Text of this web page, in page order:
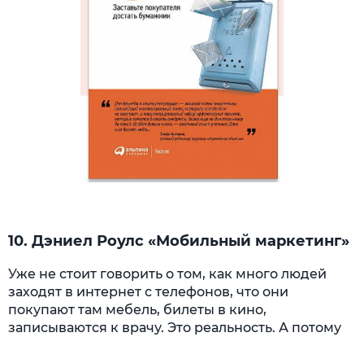
10. Дэниел Роулс «Мобильный маркетинг»
Уже не стоит говорить о том, как много людей
заходят в интернет с телефонов, что они
покупают там мебель, билеты в кино,
записываются к врачу. Это реальность. А потому